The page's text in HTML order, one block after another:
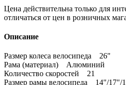
Цена действительна только для
отличаться от цен в розничных
Описание
Размер колеса велосипеда 26"
Рама (материал) Алюминий
Количество скоростей 21
Размер рамы велосипеда 14"/17"/